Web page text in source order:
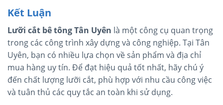
Kết Luận
Lưỡi cắt bê tông Tân Uyên là một công cụ quan trọng
trong các công trình xây dựng và công nghiệp. Tại Tân
Uyên, bạn có nhiều lựa chọn về sản phẩm và địa chỉ
mua hàng uy tín. Để đạt hiệu quả tốt nhất, hãy chú ý
đến chất lượng lưỡi cắt, phù hợp với nhu cầu công việc
và tuân thủ các quy tắc an toàn khi sử dụng.